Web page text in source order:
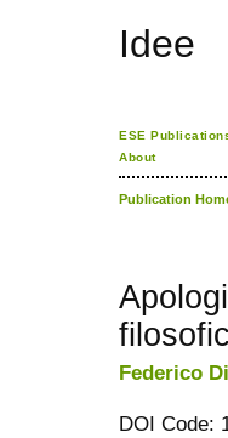
Idee
ESE
About
Publication
Federico
DOI Code: